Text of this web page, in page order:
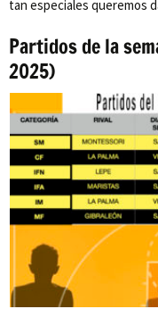
tan especiales queremos
Partidos de la
2025)